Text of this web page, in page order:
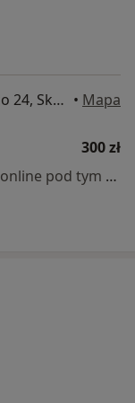
Księdza Stanisława Kozierowskiego 24, Skórzewo • Mapa
300 zł
Specjalista nie oferuje umawiania online pod tym adresem.